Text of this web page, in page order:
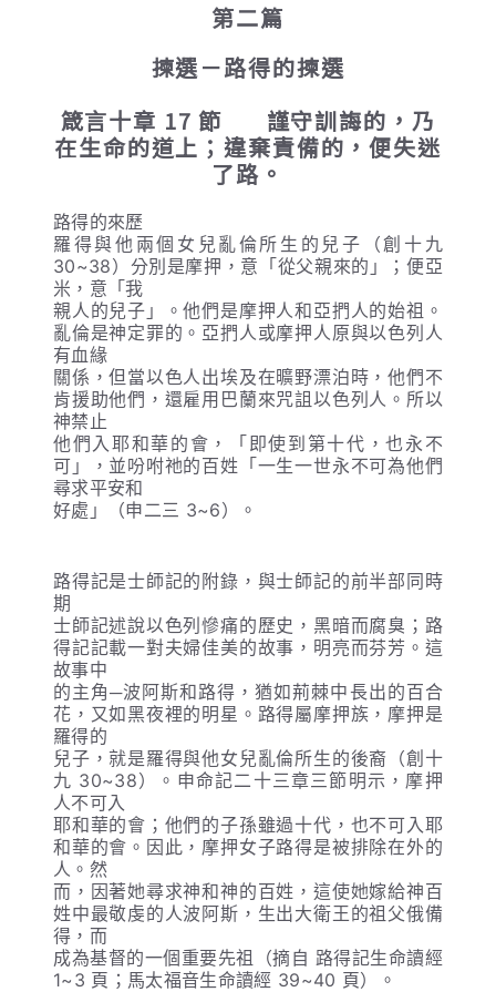
第二篇
揀選－路得的揀選
箴言十章 17 節 謹守訓誨的，乃
在生命的道上；違棄責備的，便失迷
了路。
路得的來歷
羅得與他兩個女兒亂倫所生的兒子（創十九
30~38）分別是摩押，意「從父親來的」；便亞
米，意「我
親人的兒子」。他們是摩押人和亞捫人的始祖。
亂倫是神定罪的。亞捫人或摩押人原與以色列人
有血緣
關係，但當以色人出埃及在曠野漂泊時，他們不
肯援助他們，還雇用巴蘭來咒詛以色列人。所以
神禁止
他們入耶和華的會，「即使到第十代，也永不
可」，並吩咐祂的百姓「一生一世永不可為他們
尋求平安和
好處」（申二三 3~6）。
路得記是士師記的附錄，與士師記的前半部同時
期
士師記述說以色列慘痛的歷史，黑暗而腐臭；路
得記記載一對夫婦佳美的故事，明亮而芬芳。這
故事中
的主角─波阿斯和路得，猶如荊棘中長出的百合
花，又如黑夜裡的明星。路得屬摩押族，摩押是
羅得的
兒子，就是羅得與他女兒亂倫所生的後裔（創十
九 30~38）。申命記二十三章三節明示，摩押
人不可入
耶和華的會；他們的子孫雖過十代，也不可入耶
和華的會。因此，摩押女子路得是被排除在外的
人。然
而，因著她尋求神和神的百姓，這使她嫁給神百
姓中最敬虔的人波阿斯，生出大衛王的祖父俄備
得，而
成為基督的一個重要先祖（摘自 路得記生命讀經
1~3 頁；馬太福音生命讀經 39~40 頁）。